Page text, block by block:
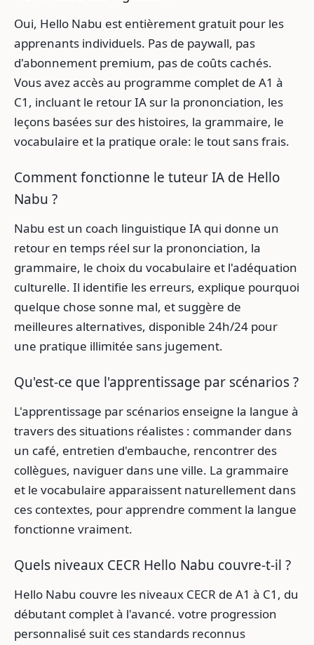
Oui, Hello Nabu est entièrement gratuit pour les
apprenants individuels. Pas de paywall, pas
d'abonnement premium, pas de coûts cachés.
Vous avez accès au programme complet de A1 à
C1, incluant le retour IA sur la prononciation, les
leçons basées sur des histoires, la grammaire, le
vocabulaire et la pratique orale: le tout sans frais.
Comment fonctionne le tuteur IA de Hello
Nabu ?
Nabu est un coach linguistique IA qui donne un
retour en temps réel sur la prononciation, la
grammaire, le choix du vocabulaire et l'adéquation
culturelle. Il identifie les erreurs, explique pourquoi
quelque chose sonne mal, et suggère de
meilleures alternatives, disponible 24h/24 pour
une pratique illimitée sans jugement.
Qu'est-ce que l'apprentissage par scénarios ?
L'apprentissage par scénarios enseigne la langue à
travers des situations réalistes : commander dans
un café, entretien d'embauche, rencontrer des
collègues, naviguer dans une ville. La grammaire
et le vocabulaire apparaissent naturellement dans
ces contextes, pour apprendre comment la langue
fonctionne vraiment.
Quels niveaux CECR Hello Nabu couvre-t-il ?
Hello Nabu couvre les niveaux CECR de A1 à C1, du
débutant complet à l'avancé. votre progression
personnalisé suit ces standards reconnus